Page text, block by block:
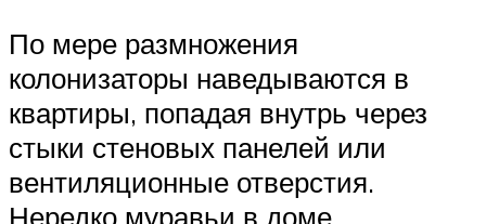
По мере размножения
колонизаторы наведываются в
квартиры, попадая внутрь через
стыки стеновых панелей или
вентиляционные отверстия.
Нередко муравьи в доме